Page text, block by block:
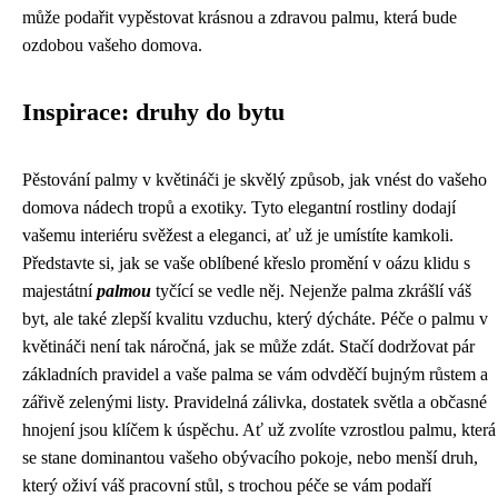
může podařit vypěstovat krásnou a zdravou palmu, která bude
ozdobou vašeho domova.
Inspirace: druhy do bytu
Pěstování palmy v květináči je skvělý způsob, jak vnést do vašeho
domova nádech tropů a exotiky. Tyto elegantní rostliny dodají
vašemu interiéru svěžest a eleganci, ať už je umístíte kamkoli.
Představte si, jak se vaše oblíbené křeslo promění v oázu klidu s
majestátnípalmou tyčící se vedle něj. Nejenže palma zkrášlí váš
byt, ale také zlepší kvalitu vzduchu, který dýcháte. Péče o palmu v
květináči není tak náročná, jak se může zdát. Stačí dodržovat pár
základních pravidel a vaše palma se vám odvděčí bujným růstem a
zářivě zelenými listy. Pravidelná zálivka, dostatek světla a občasné
hnojení jsou klíčem k úspěchu. Ať už zvolíte vzrostlou palmu, která
se stane dominantou vašeho obývacího pokoje, nebo menší druh,
který oživí váš pracovní stůl, s trochou péče se vám podaří